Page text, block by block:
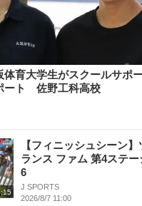
体育大学生がスクールサ
ート 佐野工科高校
【フィニッシュシーン
ランス ファム 第4ステ
6
J SPORTS
2026/8/7 11:00